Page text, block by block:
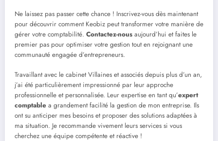
Ne laissez pas passer cette chance ! Inscrivez-vous dès maintenant
pour découvrir comment Keobiz peut transformer votre manière de
gérer votre comptabilité. Contactez-nous aujourd’hui et faites le
premier pas pour optimiser votre gestion tout en rejoignant une
communauté engagée d’entrepreneurs.
Travaillant avec le cabinet Villaines et associés depuis plus d’un an,
j’ai été particulièrement impressionné par leur approche
professionnelle et personnalisée. Leur expertise en tant qu’expert
comptable a grandement facilité la gestion de mon entreprise. Ils
ont su anticiper mes besoins et proposer des solutions adaptées à
ma situation. Je recommande vivement leurs services si vous
cherchez une équipe compétente et réactive !